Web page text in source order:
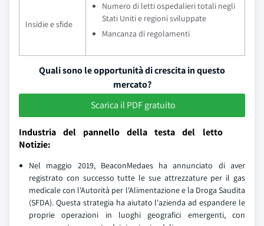
Insidie e sfide
Numero di letti ospedalieri totali negli
Stati Uniti e regioni sviluppate
Mancanza di regolamenti
Quali sono le opportunità di crescita in questo
mercato?
Scarica il PDF gratuito
Industria del pannello della testa del letto
Notizie:
Nel maggio 2019, BeaconMedaes ha annunciato di aver
registrato con successo tutte le sue attrezzature per il gas
medicale con l'Autorità per l'Alimentazione e la Droga Saudita
(SFDA). Questa strategia ha aiutato l'azienda ad espandere le
proprie operazioni in luoghi geografici emergenti, con